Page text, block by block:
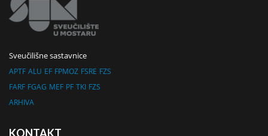
Sveučilišne sastavnice
APTF ALU EF FPMOZ FSRE FZS
FARF FGAG MEF PF TKI FZS
ARHIVA
KONTAKT